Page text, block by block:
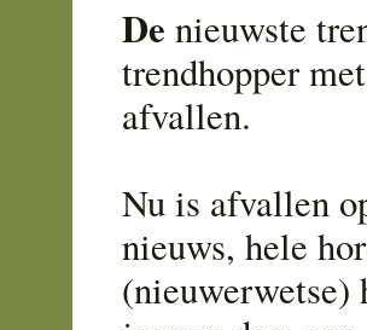
De nieuwste
trendhopper
afvallen.
Nu is afvallen
nieuws, hele
(nieuwerwetse)